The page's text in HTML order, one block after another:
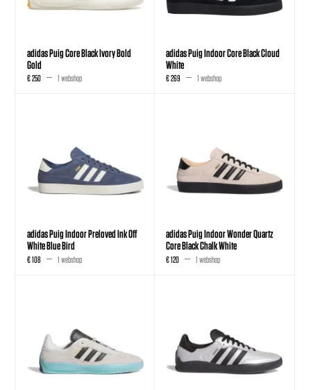
adidas Puig Core Black Ivory Bold
Gold
€ 250 1 webshop
adidas Puig Indoor Core Black Cloud
White
€ 269 1 webshop
adidas Puig Indoor Preloved Ink Off
White Blue Bird
€ 108 1 webshop
adidas Puig Indoor Wonder Quartz
Core Black Chalk White
€ 120 1 webshop